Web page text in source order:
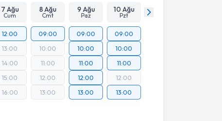
7 Ağu
Cum
8 Ağu
Cmt
9 Ağu
Paz
10 Ağu
Pzt
12:00
13:00
14:00
15:00
16:00
09:00
10:00
11:00
12:00
13:00
09:00
10:00
11:00
12:00
13:00
09:00
10:00
11:00
12:00
13:00